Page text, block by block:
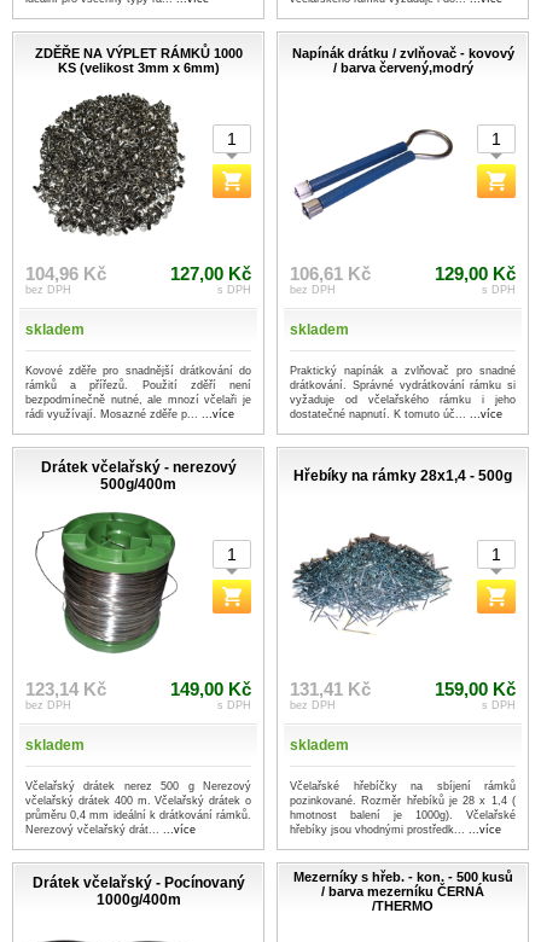
ZDĚŘE NA VÝPLET RÁMKŮ 1000
KS (velikost 3mm x 6mm)
104,96 Kč
bez DPH
127,00 Kč
s DPH
skladem
Kovové zděře pro snadnější drátkování do
rámků a přířezů. Použití zděří není
bezpodmínečně nutné, ale mnozí včelaři je
rádi využívají. Mosazné zděře p... ...více
Napínák drátku / zvlňovač - kovový
/ barva červený,modrý
106,61 Kč
bez DPH
129,00 Kč
s DPH
skladem
Praktický napínák a zvlňovač pro snadné
drátkování. Správné vydrátkování rámku si
vyžaduje od včelařského rámku i jeho
dostatečné napnutí. K tomuto úč... ...více
Drátek včelařský - nerezový
500g/400m
123,14 Kč
bez DPH
149,00 Kč
s DPH
skladem
Včelařský drátek nerez 500 g Nerezový
včelařský drátek 400 m. Včelařský drátek o
průměru 0,4 mm ideální k drátkování rámků.
Nerezový včelařský drát... ...více
Hřebíky na rámky 28x1,4 - 500g
131,41 Kč
bez DPH
159,00 Kč
s DPH
skladem
Včelařské hřebíčky na sbíjení rámků
pozinkované. Rozměr hřebíků je 28 x 1,4 (
hmotnost balení je 1000g). Včelařské
hřebíky jsou vhodnými prostředk... ...více
Drátek včelařský - Pocínovaný
1000g/400m
Mezerníky s hřeb. - kon. - 500 kusů
/ barva mezerníku ČERNÁ
/THERMO